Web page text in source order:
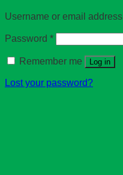
Username or email address
Password *
Remember me Log in
Lost your password?